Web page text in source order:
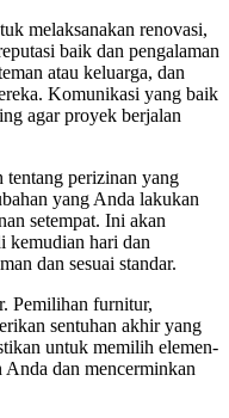
melaksanakan renovasi,
baik dan pengalaman
atau keluarga, dan
Komunikasi yang baik
agar proyek berjalan
tentang perizinan yang
yang Anda lakukan
setempat. Ini akan
kemudian hari dan
dan sesuai standar.
Pemilihan furnitur,
sentuhan akhir yang
untuk memilih elemen-
Anda dan mencerminkan